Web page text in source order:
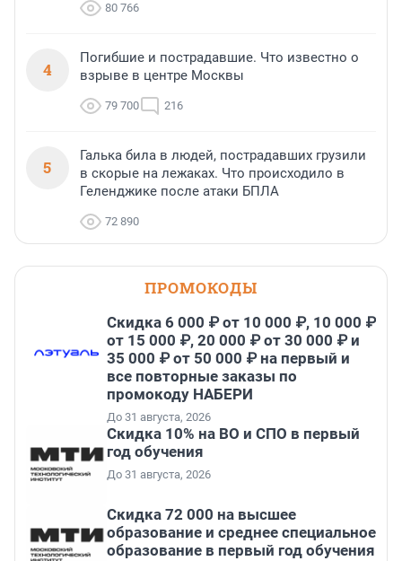
80 766
4
Погибшие и пострадавшие. Что известно о
взрыве в центре Москвы
79 700 216
5
Галька била в людей, пострадавших грузили
в скорые на лежаках. Что происходило в
Геленджике после атаки БПЛА
72 890
ПРОМОКОДЫ
Скидка 6 000 ₽ от 10 000 ₽, 10 000 ₽
от 15 000 ₽, 20 000 ₽ от 30 000 ₽ и
35 000 ₽ от 50 000 ₽ на первый и
все повторные заказы по
промокоду НАБЕРИ
До 31 августа, 2026
Скидка 10% на ВО и СПО в первый
год обучения
До 31 августа, 2026
Скидка 72 000 на высшее
образование и среднее специальное
образование в первый год обучения